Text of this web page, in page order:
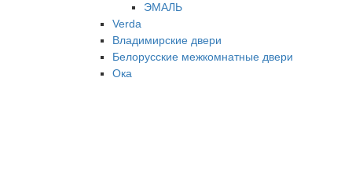
ЭМАЛЬ
Verda
Владимирские двери
Белорусские межкомнатные двери
Ока